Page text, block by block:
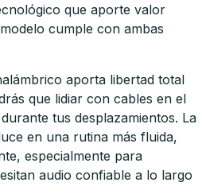
que aporte valor
cumple con ambas
aporta libertad total
que lidiar con cables en el
tus desplazamientos. La
en una rutina más fluida,
especialmente para
audio confiable a lo largo